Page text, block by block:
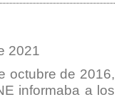
2021
octubre de 2016,
informaba a los